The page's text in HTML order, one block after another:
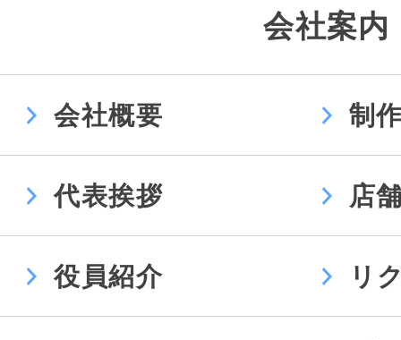
会社案内
会社概要 制
代表挨拶 店
役員紹介 リ